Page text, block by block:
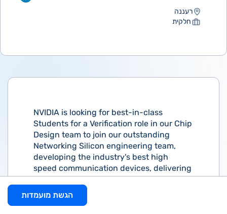
רעננה
חלקית
NVIDIA is looking for best-in-class
Students for a Verification role in our Chip
Design team to join our outstanding
Networking Silicon engineering team,
developing the industry's best high
speed communication devices, delivering
the highest throughput and lowest
latency! Come and take a significant part
in designing and verifying our
הגשת מועמדות